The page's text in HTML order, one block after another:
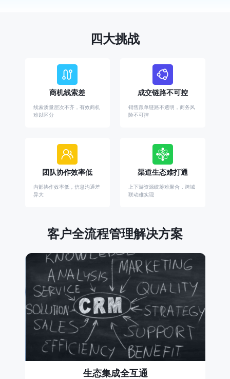
四大挑战
商机线索差
线索质量层次不齐，有效商机
难以区分
成交链路不可控
销售跟单链路不透明，商务风
险不可控
团队协作效率低
内部协作效率低，信息沟通差
异大
渠道生态难打通
上下游资源统筹难聚合，跨域
联动难实现
客户全流程管理解决方案
生态集成全互通